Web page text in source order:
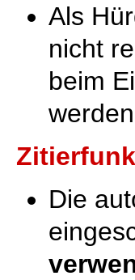
Als
nicht
beim
Die